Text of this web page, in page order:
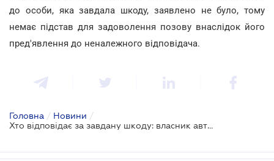
до особи, яка завдала шкоду, заявлено не було, тому
немає підстав для задоволення позову внаслідок його
пред'явлення до неналежного відповідача.
Головна / Новини /
Хто відповідає за завдану шкоду: власник авто або нетверезий водій